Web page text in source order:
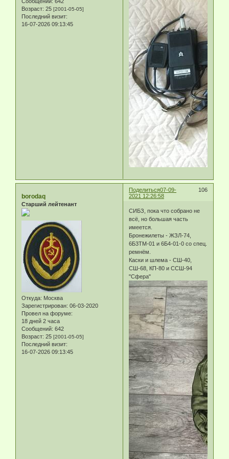
Возраст: 25 [2001-05-05]
Последний визит:
16-07-2026 09:13:45
Поделиться 106
07-09-
2021 12:26:58
borodaq
Старший лейтенант
Откуда: Москва
Зарегистрирован: 06-03-2020
Провел на форуме:
18 дней 2 часа
Сообщений: 642
Возраст: 25 [2001-05-05]
Последний визит:
16-07-2026 09:13:45
СИБЗ, пока что собрано не
всё, но большая часть
имеется.
Бронежилеты - ЖЗЛ-74,
6Б3ТМ-01 и 6Б4-01-0 со спец.
ремнём.
Каски и шлема - СШ-40,
СШ-68, КП-80 и ССШ-94
"Сфера"